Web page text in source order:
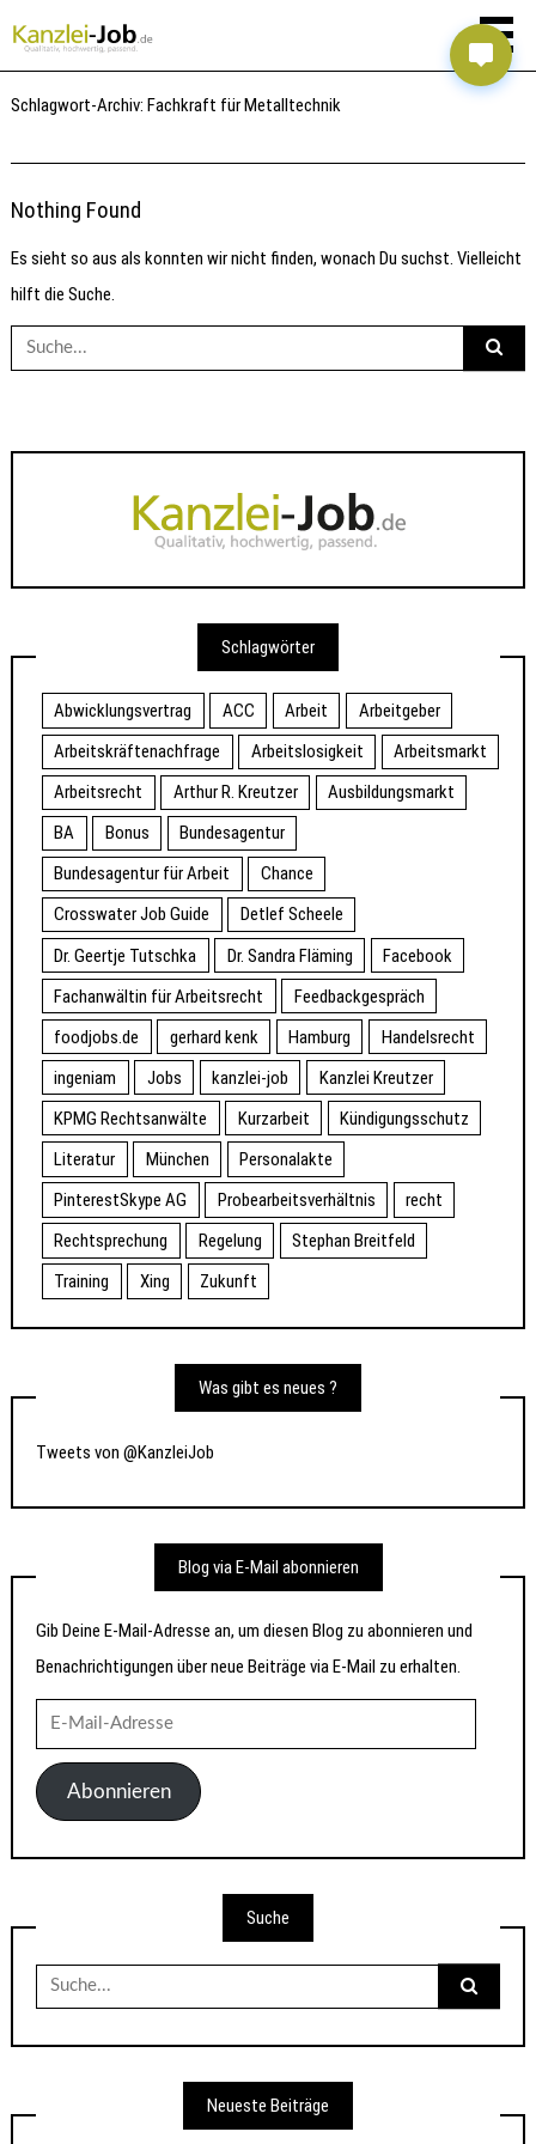
Schlagwort-Archiv:Fachkraft für Metalltechnik
Nothing Found
Es sieht so aus als konnten wir nicht finden, wonach Du suchst. Vielleicht
hilft die Suche.
Suche
nach:
Schlagwörter
Abwicklungsvertrag ACC Arbeit
Arbeitgeber
Arbeitskräftenachfrage
Arbeitslosigkeit
Arbeitsmarkt
Arbeitsrecht
Arthur R. Kreutzer
Ausbildungsmarkt
BA
Bonus
Bundesagentur
Bundesagentur für Arbeit
Chance
Crosswater Job Guide
Detlef Scheele
Dr. Geertje Tutschka
Dr. Sandra Fläming
Facebook
Fachanwältin für Arbeitsrecht
Feedbackgespräch
foodjobs.de
gerhard kenk Hamburg
Handelsrecht
ingeniam
Jobs kanzlei-job
Kanzlei Kreutzer
KPMG Rechtsanwälte
Kurzarbeit
Kündigungsschutz
Literatur
München
Personalakte
PinterestSkype AG
Probearbeitsverhältnis
recht
Rechtsprechung
Regelung
Stephan Breitfeld
Training
Xing Zukunft
Was gibt es neues ?
Tweets von @KanzleiJob
Blog via E-Mail abonnieren
Gib Deine E-Mail-Adresse an, um diesen Blog zu abonnieren und
Benachrichtigungen über neue Beiträge via E-Mail zu erhalten.
Mail-
AdresseAbonnieren
Suche
Suche
nach:
Neueste Beiträge